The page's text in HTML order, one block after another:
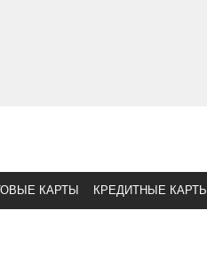
КАРТЫ КРЕДИТНЫЕ КАРТЫ